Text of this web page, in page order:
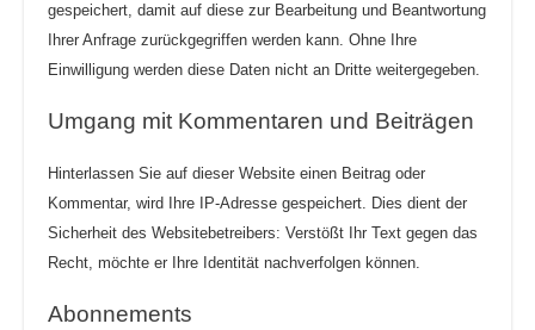
gespeichert, damit auf diese zur Bearbeitung und Beantwortung
Ihrer Anfrage zurückgegriffen werden kann. Ohne Ihre
Einwilligung werden diese Daten nicht an Dritte weitergegeben.
Umgang mit Kommentaren und Beiträgen
Hinterlassen Sie auf dieser Website einen Beitrag oder
Kommentar, wird Ihre IP-Adresse gespeichert. Dies dient der
Sicherheit des Websitebetreibers: Verstößt Ihr Text gegen das
Recht, möchte er Ihre Identität nachverfolgen können.
Abonnements